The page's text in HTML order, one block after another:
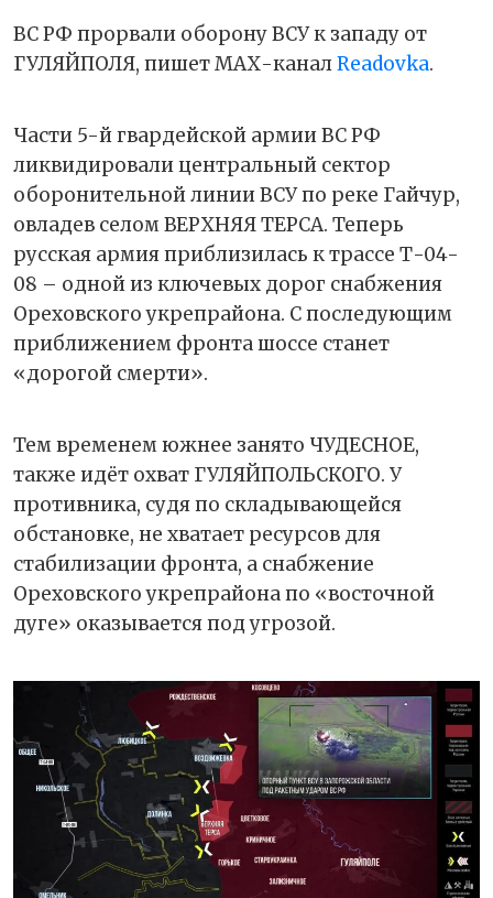
ВС РФ прорвали оборону ВСУ к западу от
ГУЛЯЙПОЛЯ, пишет МАХ-каналReadovka.
Части 5-й гвардейской армии ВС РФ
ликвидировали центральный сектор
оборонительной линии ВСУ по реке Гайчур,
овладев селом ВЕРХНЯЯ ТЕРСА. Теперь
русская армия приблизилась к трассе Т-04-
08 – одной из ключевых дорог снабжения
Ореховского укрепрайона. С последующим
приближением фронта шоссе станет
«дорогой смерти».
Тем временем южнее занято ЧУДЕСНОЕ,
также идёт охват ГУЛЯЙПОЛЬСКОГО. У
противника, судя по складывающейся
обстановке, не хватает ресурсов для
стабилизации фронта, а снабжение
Ореховского укрепрайона по «восточной
дуге» оказывается под угрозой.